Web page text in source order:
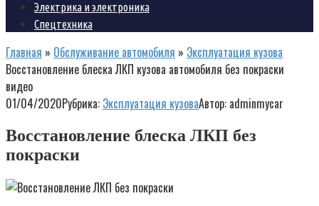
Электрика и электроника
Спецтехника
Главная » Обслуживание автомобиля » Эксплуатация кузова
Восстановление блеска ЛКП кузова автомобиля без покраски
видео
01/04/2020Рубрика: Эксплуатация кузоваАвтор: adminmycar
Восстановление блеска ЛКП без
покраски